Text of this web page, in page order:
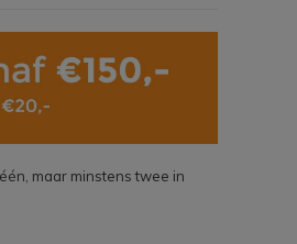
maar minstens twee in